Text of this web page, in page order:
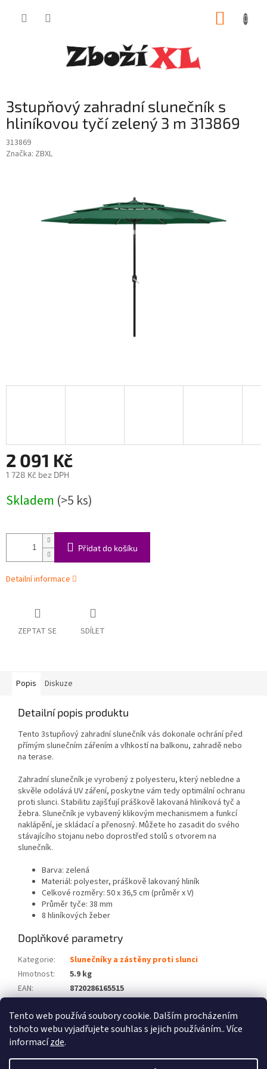
Tento web používá soubory cookie. Dalším procházením
tohoto webu vyjadřujete souhlas s jejich používáním.. Více
informacízde.
3stupňový zahradní slunečník s
hliníkovou tyčí zelený 3 m 313869
313869
Značka: ZBXL
2 091 Kč
1 728 Kč bez DPH
cena:
Skladem (>5 ks)
Přidat do košíku
Detailní informace
ZEPTAT SE SDÍLET
Popis Diskuze
Detailní popis produktu
Tento 3stupňový zahradní slunečník vás dokonale ochrání před
přímým slunečním zářením a vlhkostí na balkonu, zahradě nebo
na terase.
Zahradní slunečník je vyrobený z polyesteru, který nebledne a
skvěle odolává UV záření, poskytne vám tedy optimální ochranu
proti slunci. Stabilitu zajišťují práškově lakovaná hliníková tyč a
žebra. Slunečník je vybavený klikovým mechanismem a funkcí
naklápění, je skládací a přenosný. Můžete ho zasadit do svého
stávajícího stojanu nebo doprostřed stolů s otvorem na
slunečník.
Barva: zelená
Materiál: polyester, práškově lakovaný hliník
Celkové rozměry: 50 x 36,5 cm (průměr x V)
Průměr tyče: 38 mm
8 hliníkových žeber
Doplňkové parametry
Kategorie:
Slunečníky a zástěny proti slunci
Hmotnost:
5.9 kg
EAN:
8720286165515
Počet balíků: 1